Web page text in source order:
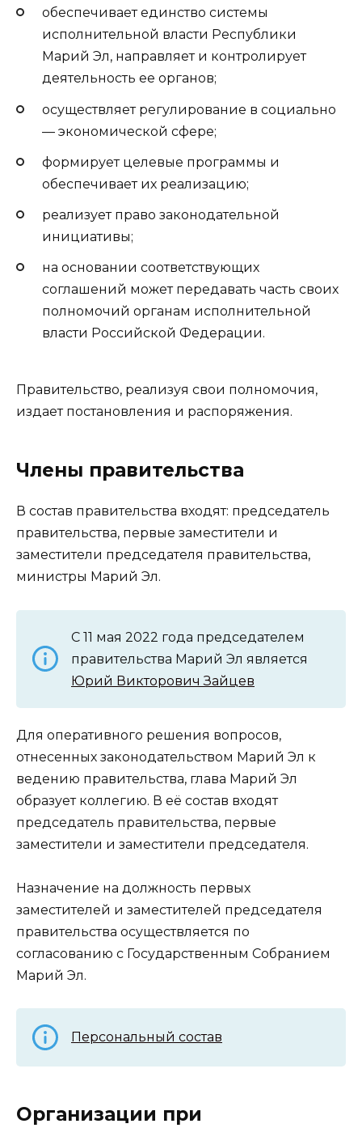
обеспечивает единство системы
исполнительной власти Республики
Марий Эл, направляет и контролирует
деятельность ее органов;
осуществляет регулирование в социально
— экономической сфере;
формирует целевые программы и
обеспечивает их реализацию;
реализует право законодательной
инициативы;
на основании соответствующих
соглашений может передавать часть своих
полномочий органам исполнительной
власти Российской Федерации.
Правительство, реализуя свои полномочия,
издает постановления и распоряжения.
Члены правительства
В состав правительства входят: председатель
правительства, первые заместители и
заместители председателя правительства,
министры Марий Эл.
С 11 мая 2022 года председателем
правительства Марий Эл является
Юрий Викторович Зайцев
Для оперативного решения вопросов,
отнесенных законодательством Марий Эл к
ведению правительства, глава Марий Эл
образует коллегию. В её состав входят
председатель правительства, первые
заместители и заместители председателя.
Назначение на должность первых
заместителей и заместителей председателя
правительства осуществляется по
согласованию с Государственным Собранием
Марий Эл.
Персональный состав
Организации при